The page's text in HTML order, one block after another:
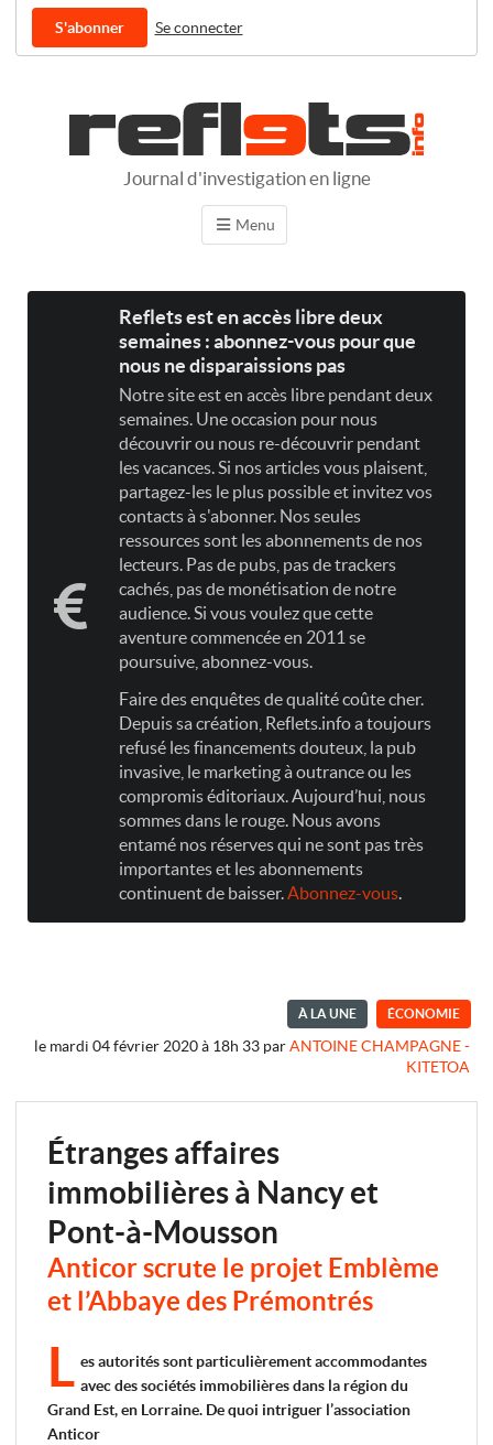
S'abonner Se connecter
Journal d'investigation en ligne
Menu
Reflets est en accès libre deux
semaines : abonnez-vous pour que
nous ne disparaissions pas
Notre site est en accès libre pendant deux
semaines. Une occasion pour nous
découvrir ou nous re-découvrir pendant
les vacances. Si nos articles vous plaisent,
partagez-les le plus possible et invitez vos
contacts à s'abonner. Nos seules
ressources sont les abonnements de nos
lecteurs. Pas de pubs, pas de trackers
cachés, pas de monétisation de notre
audience. Si vous voulez que cette
aventure commencée en 2011 se
poursuive, abonnez-vous.
Faire des enquêtes de qualité coûte cher.
Depuis sa création, Reflets.info a toujours
refusé les financements douteux, la pub
invasive, le marketing à outrance ou les
compromis éditoriaux. Aujourd’hui, nous
sommes dans le rouge. Nous avons
entamé nos réserves qui ne sont pas très
importantes et les abonnements
continuent de baisser.Abonnez-vous.
À LA UNE ÉCONOMIE
le mardi 04 février 2020 à 18h 33 parANTOINE CHAMPAGNE -
KITETOA
Étranges affaires
immobilières à Nancy et
Pont-à-Mousson
Anticor scrute le projet Emblème
et l’Abbaye des Prémontrés
L es autorités sont particulièrement accommodantes
avec des sociétés immobilières dans la région du
Grand Est, en Lorraine. De quoi intriguer l’association
Anticor